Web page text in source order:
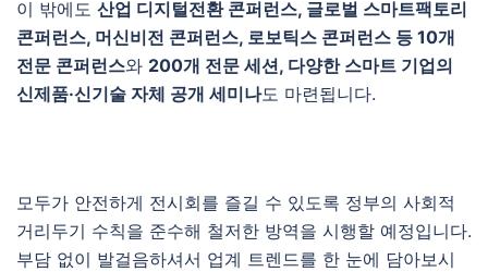
이 밖에도 산업 디지털전환 콘퍼런스, 글로벌 스마트팩토리
콘퍼런스, 머신비전 콘퍼런스, 로보틱스 콘퍼런스 등 10개
전문 콘퍼런스와 200개 전문 세션, 다양한 스마트 기업의
신제품·신기술 자체 공개 세미나도 마련됩니다.
모두가 안전하게 전시회를 즐길 수 있도록 정부의 사회적
거리두기 수칙을 준수해 철저한 방역을 시행할 예정입니다.
부담 없이 발걸음하셔서 업계 트렌드를 한 눈에 담아보시